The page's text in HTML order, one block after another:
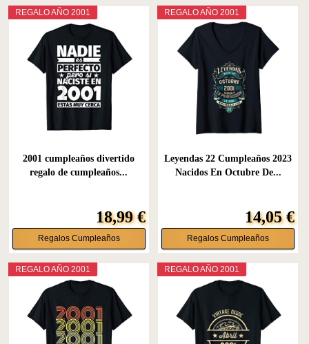
REGALO AÑO 2001
2001 cumpleaños divertido
regalo de cumpleaños...
18,99 €
Regalos Cumpleaños
REGALO AÑO 2001
Leyendas 22 Cumpleaños 2023
Nacidos En Octubre De...
14,05 €
Regalos Cumpleaños
REGALO AÑO 2001 REGALO AÑO 2001